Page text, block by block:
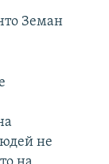
Земан
не